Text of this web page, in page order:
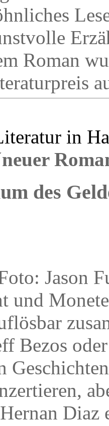
Roman
in
des
Jason
und
Bezos
Diaz